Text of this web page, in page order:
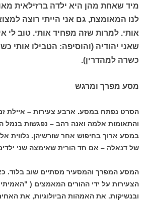
מיד שאחת מהן היא ילדה ברזילאית
לנו המאומצת, גם אני הייתי רוצה
אותי. למרות שזה מפחיד אותי. טוב לי
שאני יהודיה (והוסיפה: הטבילו אותי
כשרה למהדרין).
מסע מפרך ומרגש
הסרט נפתח במסע. ארבע צעירות – איילת
והתאומות אלמה ואנה רהב – נפגשות בנמל
במסע ארוך בחיפוש אחר שורשיהן. נלווית
של דנאלה – אם חד הורית שאימצה שני
המסע המפרך והמסעיר מסתיים שוב בלוד.
הצעירות על ידי ההורים המאמצים (
ובנשיקות. את האמהות הביולוגיות, את